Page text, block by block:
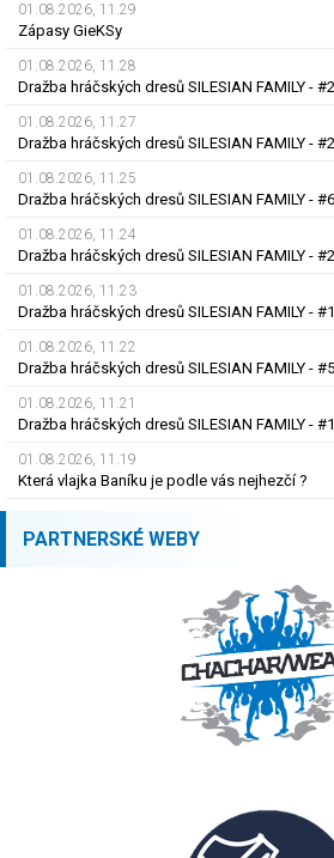
01.08.2026, 11.29
Zápasy GieKSy
01.08.2026, 11.28
Dražba hráčských dresů SILESIAN FAMILY -
01.08.2026, 11.27
Dražba hráčských dresů SILESIAN FAMILY -
01.08.2026, 11.25
Dražba hráčských dresů SILESIAN FAMILY - #6
01.08.2026, 11.24
Dražba hráčských dresů SILESIAN FAMILY -
01.08.2026, 11.23
01.08.2026, 11.22
Dražba hráčských dresů SILESIAN FAMILY -
01.08.2026, 11.21
Dražba hráčských dresů SILESIAN FAMILY -
01.08.2026, 11.19
Která vlajka Baníku je podle vás nejhezčí ?
PARTNERSKÉ WEBY